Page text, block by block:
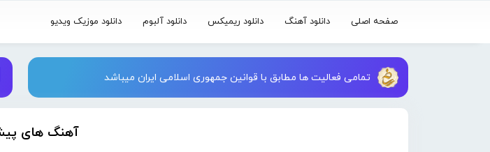
صفحه اصلی دانلود آهنگ دانلود ریمیکس دانلود آلبوم دانلود موزیک ویدیو
تمامی فعالیت ها مطابق با قوانین جمهوری اسلامی ایران میباشد
آهنگ های